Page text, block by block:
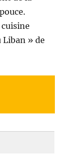
Liban » de